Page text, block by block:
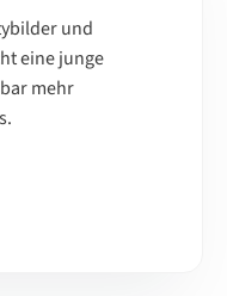
und
eine junge
mehr